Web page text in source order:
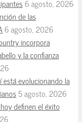
6 agosto, 2026
de las
6 agosto, 2026
incorpora
y la confianza
está evolucionando la
5 agosto, 2026
definen el éxito